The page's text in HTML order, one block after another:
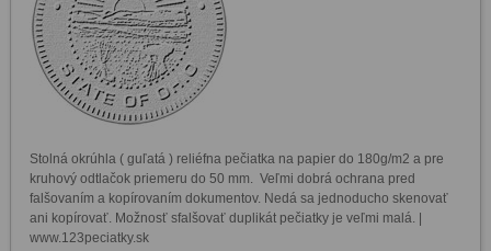
Stolná okrúhla ( guľatá ) reliéfna pečiatka na papier do 180g/m2 a pre
kruhový odtlačok priemeru do 50 mm.  Veľmi dobrá ochrana pred
falšovaním a kopírovaním dokumentov. Nedá sa jednoducho skenovať
ani kopírovať. Možnosť sfalšovať duplikát pečiatky je veľmi malá. |
www.123peciatky.sk